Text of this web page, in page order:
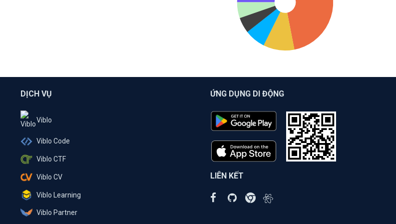
DỊCH VỤ
Viblo
Viblo Code
Viblo CTF
Viblo CV
Viblo Learning
Viblo Partner
ỨNG DỤNG DI ĐỘNG
LIÊN KẾT